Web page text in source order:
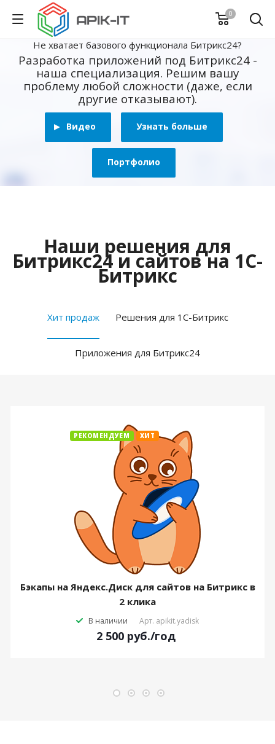
0
Не хватает базового функционала Битрикс24?
Разработка приложений под Битрикс24 -
наша специализация. Решим вашу
проблему любой сложности (даже, если
другие отказывают).
Видео Узнать больше
Портфолио
Наши решения для
Битрикс24 и сайтов на 1С-
Битрикс
Хит продаж Решения для 1С-Битрикс
Приложения для Битрикс24
РЕКОМЕНДУЕМ ХИТ
Бэкапы на Яндекс.Диск для сайтов на Битрикс в
2 клика
В наличии Арт. apikit.yadisk
2 500 руб./год